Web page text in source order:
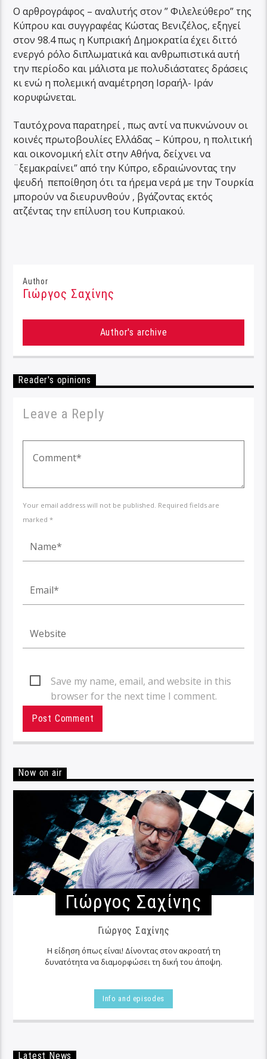
Ο αρθρογράφος – αναλυτής στον ” Φιλελεύθερο” της
Κύπρου και συγγραφέας Κώστας Βενιζέλος, εξηγεί
στον 98.4 πως η Κυπριακή Δημοκρατία έχει διττό
ενεργό ρόλο διπλωματικά και ανθρωπιστικά αυτή
την περίοδο και μάλιστα με πολυδιάστατες δράσεις
κι ενώ η πολεμική αναμέτρηση Ισραήλ- Ιράν
κορυφώνεται.
Ταυτόχρονα παρατηρεί , πως αντί να πυκνώνουν οι
κοινές πρωτοβουλίες Ελλάδας – Κύπρου, η πολιτική
και οικονομική ελίτ στην Αθήνα, δείχνει να
¨ξεμακραίνει” από την Κύπρο, εδραιώνοντας την
ψευδή πεποίθηση ότι τα ήρεμα νερά με την Τουρκία
μπορούν να διευρυνθούν , βγάζοντας εκτός
ατζέντας την επίλυση του Κυπριακού.
Author
Γιώργος Σαχίνης
Author's archive
Reader's opinions
Leave a Reply
Your email address will not be published. Required fields are
marked *
Save my name, email, and website in this
browser for the next time I comment.
Now on air
Γιώργος Σαχίνης
Γιώργος Σαχίνης
Η είδηση όπως είναι! Δίνοντας στον ακροατή τη
δυνατότητα να διαμορφώσει τη δική του άποψη.
Info and episodes
Latest News